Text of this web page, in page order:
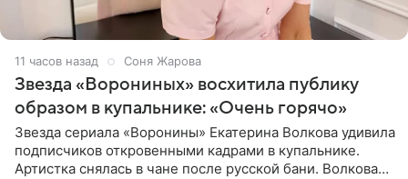
11 часов назад Соня Жарова
Звезда «Ворониных» восхитила публику
образом в купальнике: «Очень горячо»
Звезда сериала «Воронины» Екатерина Волкова удивила
подписчиков откровенными кадрами в купальнике.
Артистка снялась в чане после русской бани. Волкова